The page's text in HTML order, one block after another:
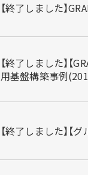
【終了しました】
【終了しました】
用基盤構築事例
【終了しました】